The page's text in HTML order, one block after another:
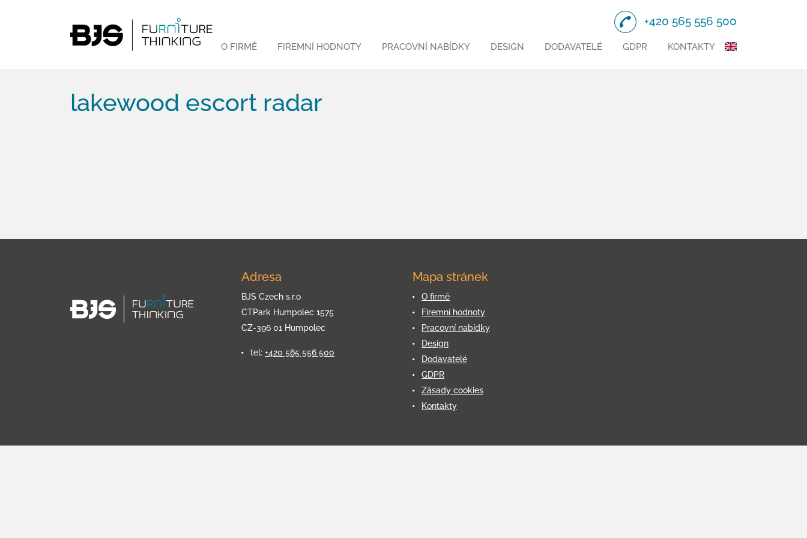
+420 565 556 500
O FIRMĚ FIREMNÍ HODNOTY PRACOVNÍ NABÍDKY DESIGN DODAVATELÉ GDPR KONTAKTY
lakewood escort radar
Adresa
BJS Czech s.r.o
CTPark Humpolec 1575
CZ-396 01 Humpolec
tel: +420 565 556 500
Mapa stránek
O firmě
Firemní hodnoty
Pracovní nabídky
Design
Dodavatelé
GDPR
Zásady cookies
Kontakty